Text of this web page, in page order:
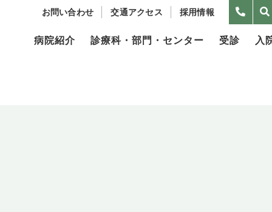
お問い合わせ 交通アクセス 採用情報
病院紹介 診療科・部門・センター 受診 入